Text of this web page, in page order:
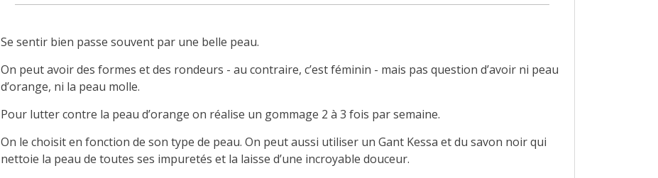
Se sentir bien passe souvent par une belle peau.
On peut avoir des formes et des rondeurs - au contraire, c’est féminin - mais pas question d’avoir ni peau
d’orange, ni la peau molle.
Pour lutter contre la peau d’orange on réalise un gommage 2 à 3 fois par semaine.
On le choisit en fonction de son type de peau. On peut aussi utiliser un Gant Kessa et du savon noir qui
nettoie la peau de toutes ses impuretés et la laisse d’une incroyable douceur.